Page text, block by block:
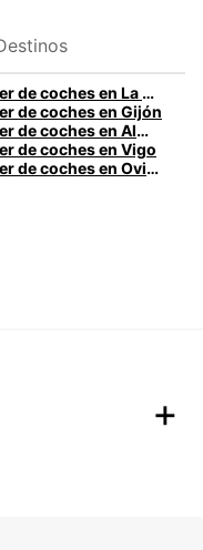
Alquiler de coches en La Coruña
de coches en Gijón
Alquiler de coches en Almería
de coches en Vigo
Alquiler de coches en Oviedo